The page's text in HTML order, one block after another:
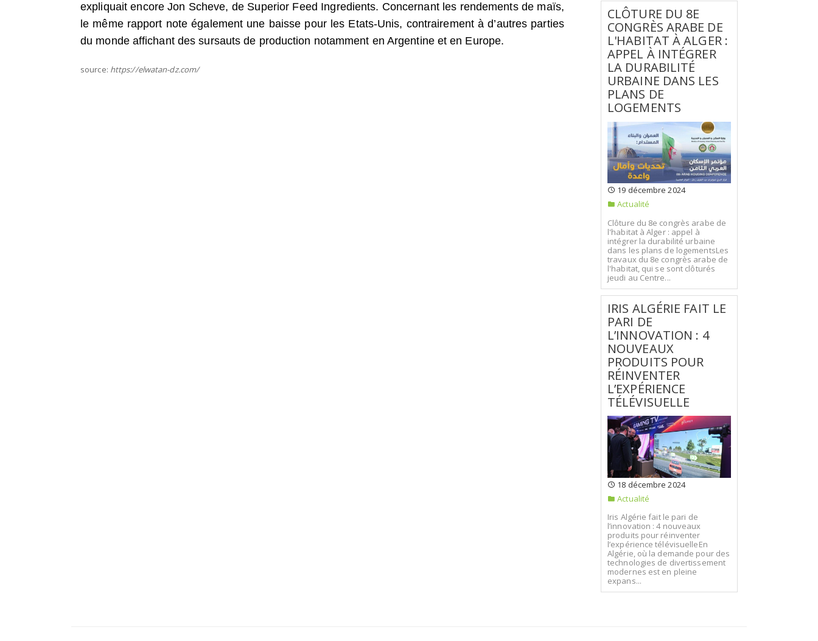
expliquait encore Jon Scheve, de Superior Feed Ingredients. Concernant les rendements de maïs,
le même rapport note également une baisse pour les Etats-Unis, contrairement à d’autres parties
du monde affichant des sursauts de production notamment en Argentine et en Europe.
source: https://elwatan-dz.com/
CLÔTURE DU 8E
CONGRÈS ARABE DE
L'HABITAT À ALGER :
APPEL À INTÉGRER
LA DURABILITÉ
URBAINE DANS LES
PLANS DE
LOGEMENTS
19 décembre 2024
Actualité
Clôture du 8e congrès arabe de
l'habitat à Alger : appel à
intégrer la durabilité urbaine
dans les plans de logementsLes
travaux du 8e congrès arabe de
l'habitat, qui se sont clôturés
jeudi au Centre...
IRIS ALGÉRIE FAIT LE
PARI DE
L’INNOVATION : 4
NOUVEAUX
PRODUITS POUR
RÉINVENTER
L’EXPÉRIENCE
TÉLÉVISUELLE
18 décembre 2024
Actualité
Iris Algérie fait le pari de
l’innovation : 4 nouveaux
produits pour réinventer
l’expérience télévisuelleEn
Algérie, où la demande pour des
technologies de divertissement
modernes est en pleine
expans...